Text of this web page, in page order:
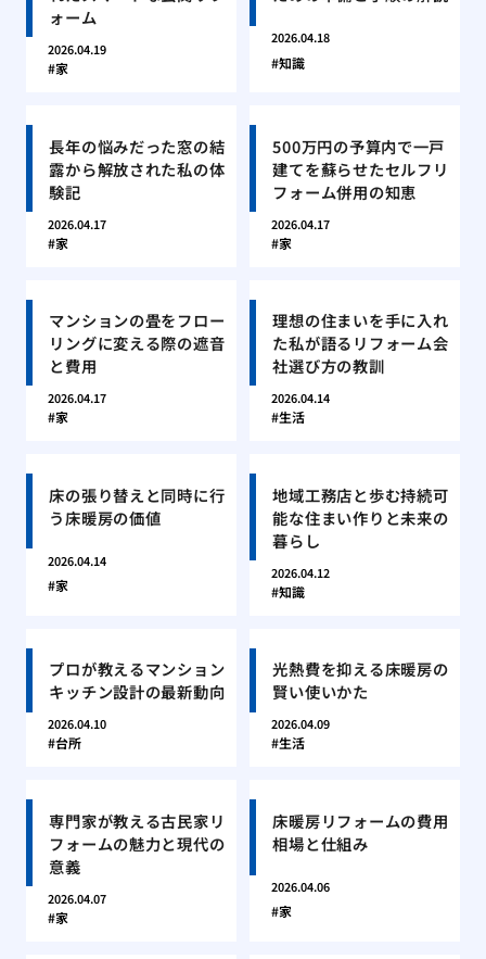
ォーム
2026.04.19
家
2026.04.18
知識
長年の悩みだった窓の結
露から解放された私の体
験記
2026.04.17
家
500万円の予算内で一戸
建てを蘇らせたセルフリ
フォーム併用の知恵
2026.04.17
家
マンションの畳をフロー
リングに変える際の遮音
と費用
2026.04.17
家
理想の住まいを手に入れ
た私が語るリフォーム会
社選び方の教訓
2026.04.14
生活
床の張り替えと同時に行
う床暖房の価値
2026.04.14
家
地域工務店と歩む持続可
能な住まい作りと未来の
暮らし
2026.04.12
知識
プロが教えるマンション
キッチン設計の最新動向
2026.04.10
台所
光熱費を抑える床暖房の
賢い使いかた
2026.04.09
生活
専門家が教える古民家リ
フォームの魅力と現代の
意義
2026.04.07
家
床暖房リフォームの費用
相場と仕組み
2026.04.06
家